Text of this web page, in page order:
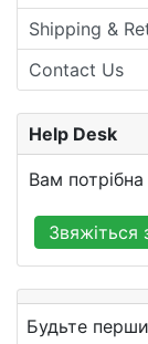
Shipping &
Contact Us
Help Desk
Вам
Звяжіться
Будьте